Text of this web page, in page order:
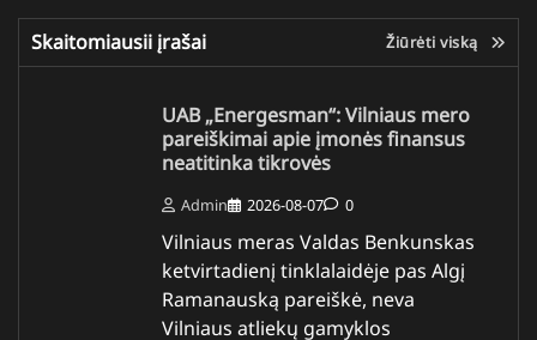
Skaitomiausii įrašai Žiūrėti viską
UAB „Energesman“: Vilniaus mero
pareiškimai apie įmonės finansus
neatitinka tikrovės
Admin 2026-08-07 0
Vilniaus meras Valdas Benkunskas
ketvirtadienį tinklalaidėje pas Algį
Ramanauską pareiškė, neva
Vilniaus atliekų gamyklos